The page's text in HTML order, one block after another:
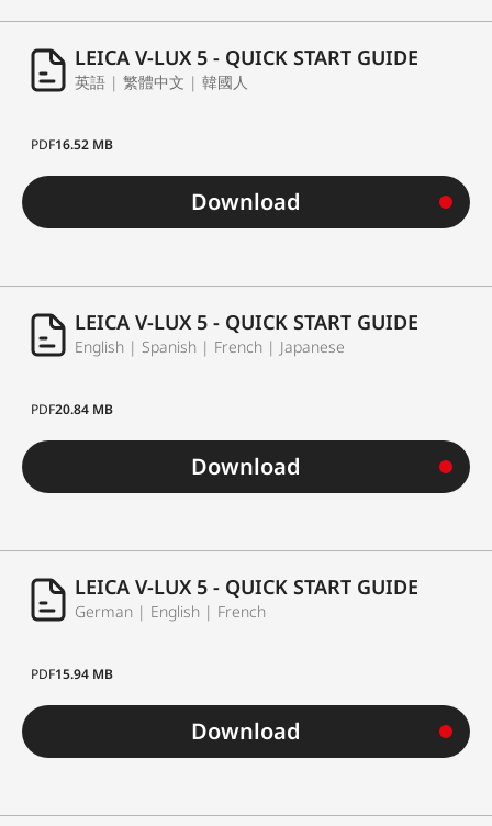
LEICA V-LUX 5 - QUICK START GUIDE
英語 | 繁體中文 | 韓國人
PDF16.52 MB
Download
LEICA V-LUX 5 - QUICK START GUIDE
English | Spanish | French | Japanese
PDF20.84 MB
Download
LEICA V-LUX 5 - QUICK START GUIDE
German | English | French
PDF15.94 MB
Download